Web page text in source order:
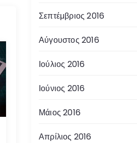
Σεπτέμβριος 2016
Αύγουστος 2016
Ιούλιος 2016
Ιούνιος 2016
Μάιος 2016
Απρίλιος 2016